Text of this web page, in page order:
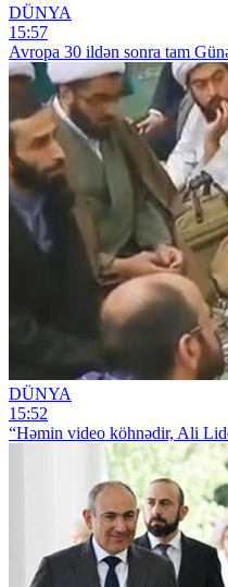
DÜNYA
15:57
Avropa 30 ildən sonra tam
DÜNYA
15:52
“Həmin video köhnədir, Ali